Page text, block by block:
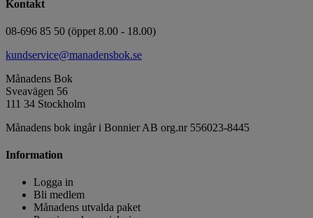
Kontakt
08-696 85 50 (öppet 8.00 - 18.00)
kundservice@manadensbok.se
Månadens Bok
Sveavägen 56
111 34 Stockholm
Månadens bok ingår i Bonnier AB org.nr 556023-8445
Information
Logga in
Bli medlem
Månadens utvalda paket